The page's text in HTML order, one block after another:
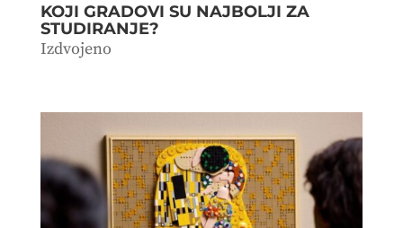
KOJI GRADOVI SU NAJBOLJI ZA
STUDIRANJE?
Izdvojeno